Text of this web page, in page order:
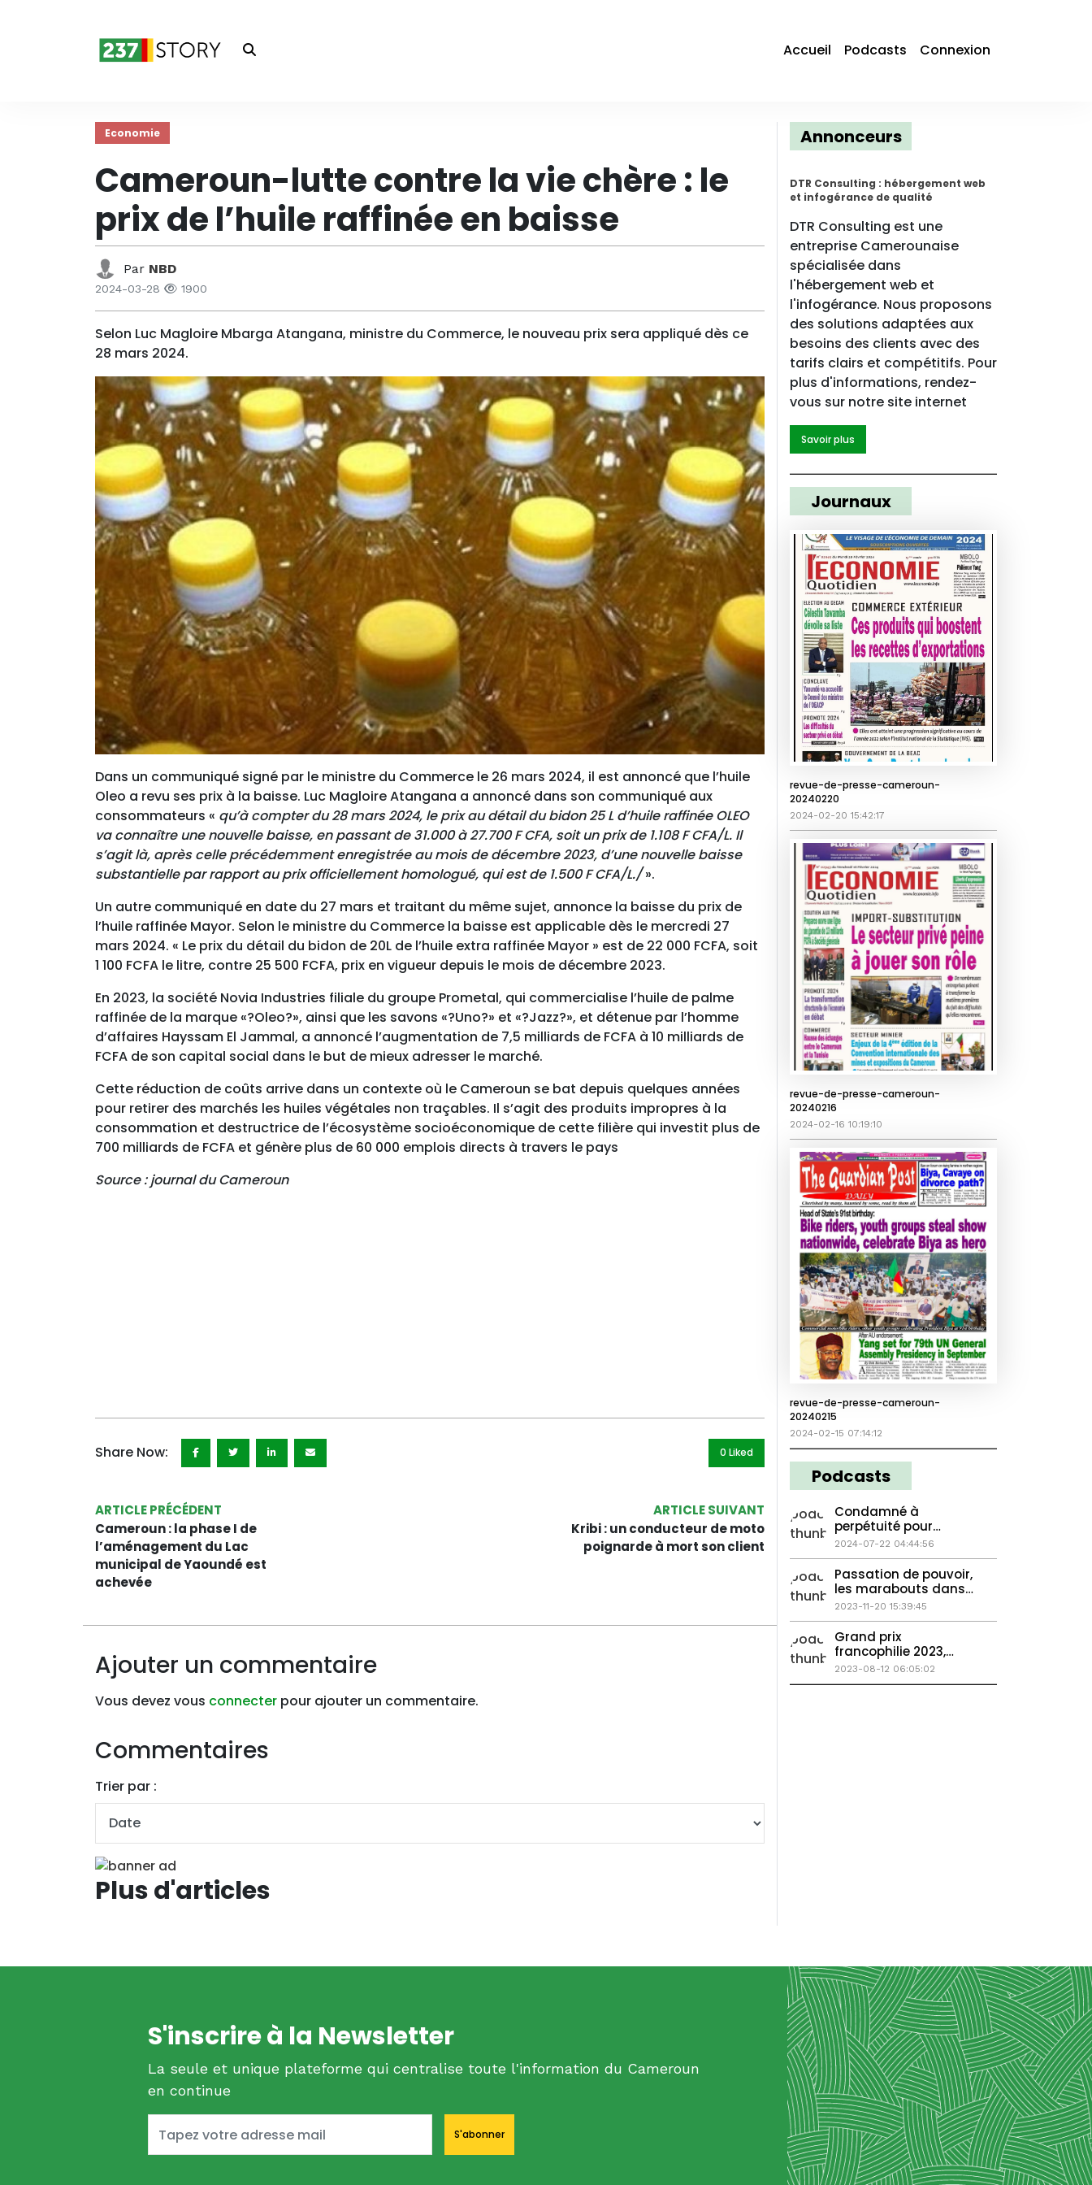
Accueil Podcasts Connexion
Economie
Cameroun-lutte contre la vie chère : le
prix de l’huile raffinée en baisse
Par NBD
2024-03-28 1900
Selon Luc Magloire Mbarga Atangana, ministre du Commerce, le nouveau prix sera appliqué dès ce
28 mars 2024.
Dans un communiqué signé par le ministre du Commerce le 26 mars 2024, il est annoncé que l’huile
Oleo a revu ses prix à la baisse. Luc Magloire Atangana a annoncé dans son communiqué aux
consommateurs « qu’à compter du 28 mars 2024, le prix au détail du bidon 25 L d’huile raffinée OLEO
va connaître une nouvelle baisse, en passant de 31.000 à 27.700 F CFA, soit un prix de 1.108 F CFA/L. Il
s’agit là, après celle précédemment enregistrée au mois de décembre 2023, d’une nouvelle baisse
substantielle par rapport au prix officiellement homologué, qui est de 1.500 F CFA/L./».
Un autre communiqué en date du 27 mars et traitant du même sujet, annonce la baisse du prix de
l’huile raffinée Mayor. Selon le ministre du Commerce la baisse est applicable dès le mercredi 27
mars 2024. « Le prix du détail du bidon de 20L de l’huile extra raffinée Mayor » est de 22 000 FCFA, soit
1 100 FCFA le litre, contre 25 500 FCFA, prix en vigueur depuis le mois de décembre 2023.
En 2023, la société Novia Industries filiale du groupe Prometal, qui commercialise l’huile de palme
raffinée de la marque «?Oleo?», ainsi que les savons «?Uno?» et «?Jazz?», et détenue par l’homme
d’affaires Hayssam El Jammal, a annoncé l’augmentation de 7,5 milliards de FCFA à 10 milliards de
FCFA de son capital social dans le but de mieux adresser le marché.
Cette réduction de coûts arrive dans un contexte où le Cameroun se bat depuis quelques années
pour retirer des marchés les huiles végétales non traçables. Il s’agit des produits impropres à la
consommation et destructrice de l’écosystème socioéconomique de cette filière qui investit plus de
700 milliards de FCFA et génère plus de 60 000 emplois directs à travers le pays
Source : journal du Cameroun
Share Now: 0 Liked
ARTICLE PRÉCÉDENT
Cameroun : la phase I de
l’aménagement du Lac
municipal de Yaoundé est
achevée
ARTICLE SUIVANT
Kribi : un conducteur de moto
poignarde à mort son client
Ajouter un commentaire
Vous devez vous connecter pour ajouter un commentaire.
Commentaires
Trier par :
Plus d'articles
Annonceurs
DTR Consulting : hébergement web
et infogérance de qualité
DTR Consulting est une
entreprise Camerounaise
spécialisée dans
l'hébergement web et
l'infogérance. Nous proposons
des solutions adaptées aux
besoins des clients avec des
tarifs clairs et compétitifs. Pour
plus d'informations, rendez-
vous sur notre site internet
Savoir plus
Journaux
revue-de-presse-cameroun-
20240220
2024-02-20 15:42:17
revue-de-presse-cameroun-
20240216
2024-02-16 10:19:10
revue-de-presse-cameroun-
20240215
2024-02-15 07:14:12
Podcasts
Condamné à
perpétuité pour
meurtre, Résultats
Catastrophique du
Baccalauréat au
Cameroun
2024-07-22 04:44:56
Passation de pouvoir,
les marabouts dans
le championnats...
2023-11-20 15:39:45
Grand prix
francophilie 2023,
Pourquoi la France a
perdu l'Afrique,
2023-08-12 06:05:02
S'inscrire à la Newsletter
La seule et unique plateforme qui centralise toute l'information du Cameroun
en continue
S'abonner